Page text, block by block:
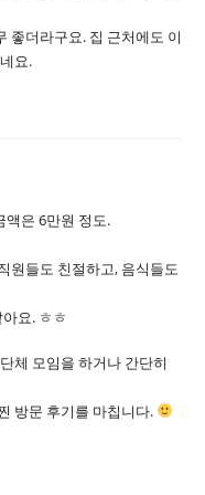
좋더라구요. 집 근처에도 이
요.
액은 6만원 정도.
원들도 친절하고, 음식들도
요. ㅎㅎ
체 모임을 하거나 간단히
방문 후기를 마칩니다.